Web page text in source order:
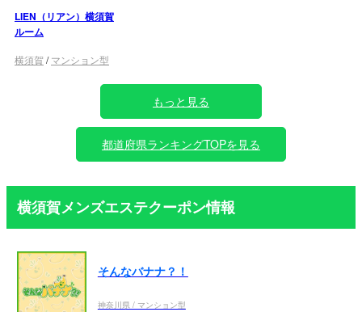
LIEN（リアン）横須賀
ルーム
横須賀 /マンション型
もっと見る
都道府県ランキングTOPを見る
横須賀メンズエステクーポン情報
そんなバナナ？！
神奈川県 / マンション型